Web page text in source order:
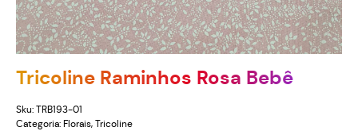
Tricoline Raminhos Rosa Bebê
Sku: TRB193-01
Categoria: Florais, Tricoline